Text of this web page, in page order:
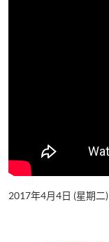
2017年4月4日 (星期二)